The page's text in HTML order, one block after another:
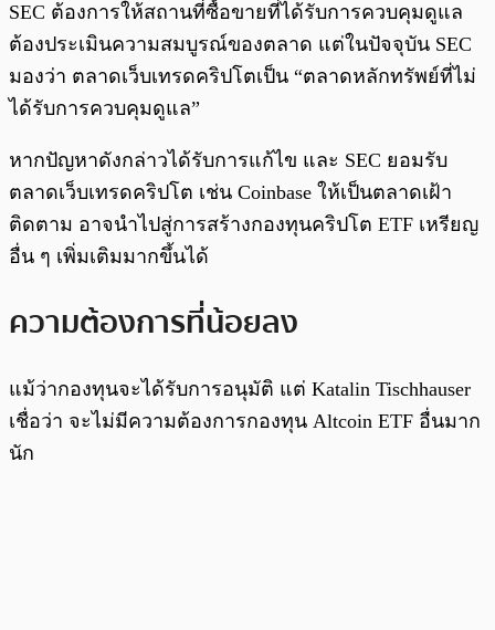
SEC ต้องการให้สถานที่ซื้อขายที่ได้รับการควบคุมดูแล
ต้องประเมินความสมบูรณ์ของตลาด แต่ในปัจจุบัน SEC
มองว่า ตลาดเว็บเทรดคริปโตเป็น “ตลาดหลักทรัพย์ที่ไม่
ได้รับการควบคุมดูแล”
หากปัญหาดังกล่าวได้รับการแก้ไข และ SEC ยอมรับ
ตลาดเว็บเทรดคริปโต เช่น Coinbase ให้เป็นตลาดเฝ้า
ติดตาม อาจนำไปสู่การสร้างกองทุนคริปโต ETF เหรียญ
อื่น ๆ เพิ่มเติมมากขึ้นได้
ความต้องการที่น้อยลง
แม้ว่ากองทุนจะได้รับการอนุมัติ แต่ Katalin Tischhauser
เชื่อว่า จะไม่มีความต้องการกองทุน Altcoin ETF อื่นมาก
นัก